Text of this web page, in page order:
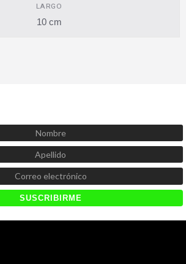
LARGO
10 cm